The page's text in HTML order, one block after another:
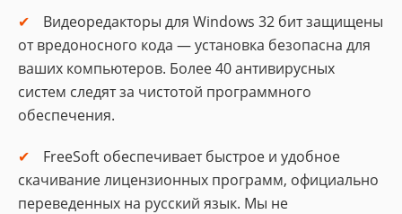
Видеоредакторы для Windows 32 бит защищены
от вредоносного кода — установка безопасна для
ваших компьютеров. Более 40 антивирусных
систем следят за чистотой программного
обеспечения.
FreeSoft обеспечивает быстрое и удобное
скачивание лицензионных программ, официально
переведенных на русский язык. Мы не